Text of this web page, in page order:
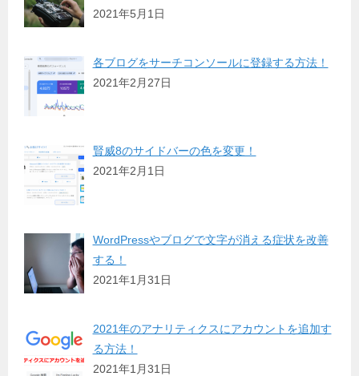
2021年5月1日
各ブログをサーチコンソールに登録する方法！
2021年2月27日
賢威8のサイドバーの色を変更！
2021年2月1日
WordPressやブログで文字が消える症状を改善
する！
2021年1月31日
2021年のアナリティクスにアカウントを追加す
る方法！
2021年1月31日